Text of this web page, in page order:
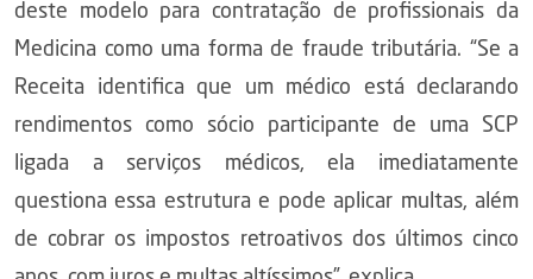
deste modelo para contratação de profissionais da
Medicina como uma forma de fraude tributária. “Se a
Receita identifica que um médico está declarando
rendimentos como sócio participante de uma SCP
ligada a serviços médicos, ela imediatamente
questiona essa estrutura e pode aplicar multas, além
de cobrar os impostos retroativos dos últimos cinco